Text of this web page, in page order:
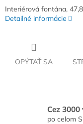
Interiérová fontána,
Detailné informácie
OPÝTAŤ SA
Cez
po celom